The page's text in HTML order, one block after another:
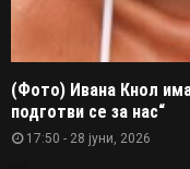
(Фото) Ивана Кнол
подготви се за нас“
17:50 - 28 јуни, 2026